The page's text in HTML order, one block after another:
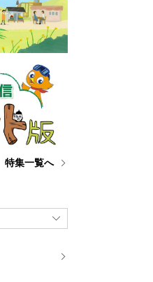
特集一覧へ